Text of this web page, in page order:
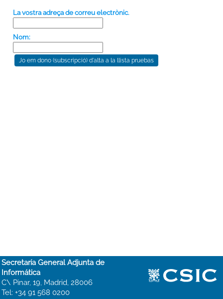
La vostra adreça de correu electrònic.
Nom:
Secretaría General Adjunta de
Informática
C\ Pinar, 19, Madrid, 28006
Tel: +34 91 568 0200